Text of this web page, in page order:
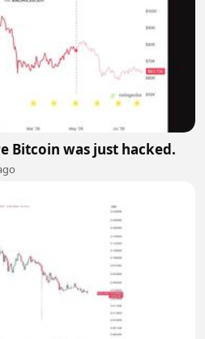
Bitcoin was just hacked.